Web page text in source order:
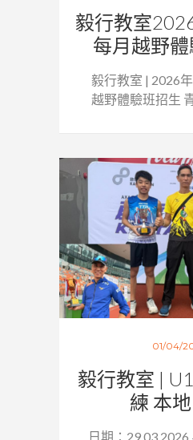
毅行教室
每月越野
毅行教室 | 2026
越野體驗班招生
01/04/
毅行教室 |
練 本
日期：29.03.2026